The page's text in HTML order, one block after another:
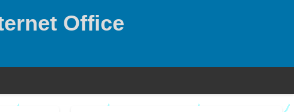
Office